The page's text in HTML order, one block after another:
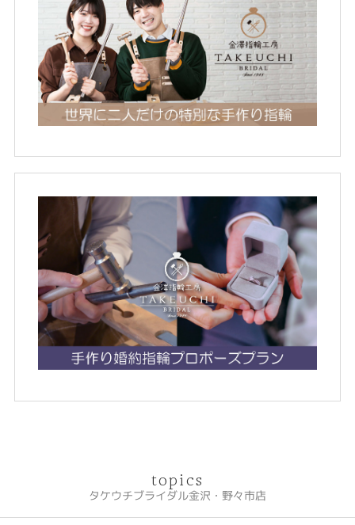
topics
タケウチブライダル金沢・野々市店